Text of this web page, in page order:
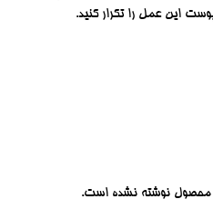
این عمل را تکرار کنید.
محصول نوشته نشده است.